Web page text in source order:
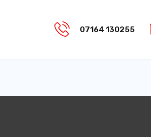
07164 130255